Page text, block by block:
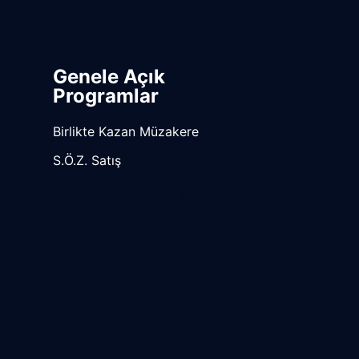
Genele Açık
Programlar
Birlikte Kazan Müzakere
S.Ö.Z. Satış